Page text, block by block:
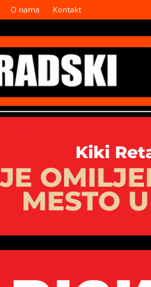
O nama Kontakt